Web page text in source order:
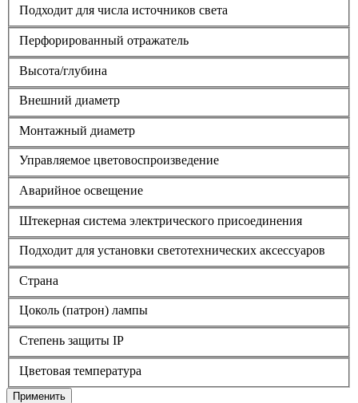
Подходит для числа источников света
Перфорированный отражатель
Высота/глубина
Внешний диаметр
Монтажный диаметр
Управляемое цветовоспроизведение
Аварийное освещение
Штекерная система электрического присоединения
Подходит для установки светотехнических аксессуаров
Страна
Цоколь (патрон) лампы
Степень защиты IP
Цветовая температура
Применить